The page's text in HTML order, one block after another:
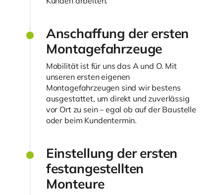
Anschaffung der ersten
Montagefahrzeuge
Mobilität ist für uns das A und O. Mit
unseren ersten eigenen
Montagefahrzeugen sind wir bestens
ausgestattet, um direkt und zuverlässig
vor Ort zu sein – egal ob auf der Baustelle
oder beim Kundentermin.
Einstellung der ersten
festangestellten
Monteure